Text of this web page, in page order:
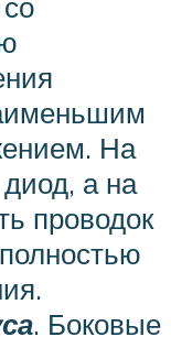
На
а на
проводок
. Боковые